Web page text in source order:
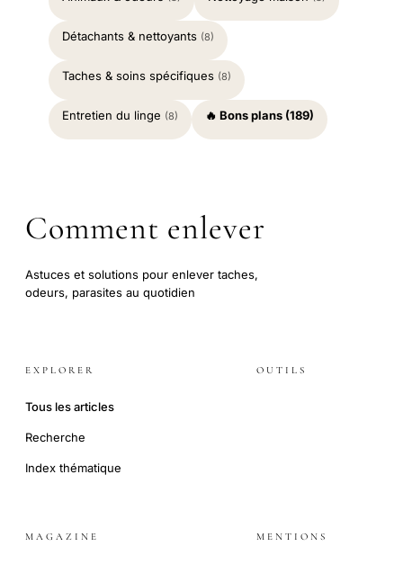
Détachants & nettoyants (8)
Taches & soins spécifiques (8)
Entretien du linge (8) 🔥 Bons plans (189)
Comment enlever
Astuces et solutions pour enlever taches,
odeurs, parasites au quotidien
EXPLORER
Tous les articles
Recherche
Index thématique
OUTILS
MAGAZINE MENTIONS